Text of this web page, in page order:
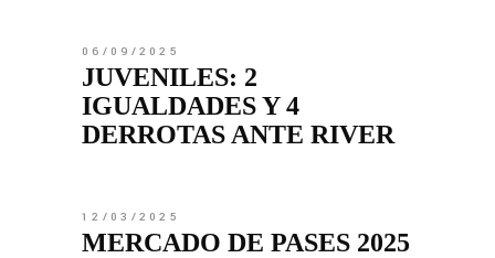
06/09/2025
JUVENILES: 2
IGUALDADES Y 4
DERROTAS ANTE RIVER
12/03/2025
MERCADO DE PASES 2025